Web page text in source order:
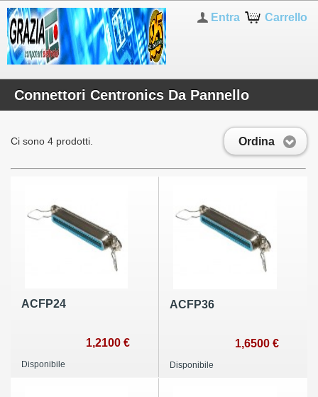
Carrello
Entra
Connettori Centronics Da Pannello
Ordina
Ci sono 4 prodotti.
ACFP24
1,2100 €
Disponibile
ACFP36
1,6500 €
Disponibile